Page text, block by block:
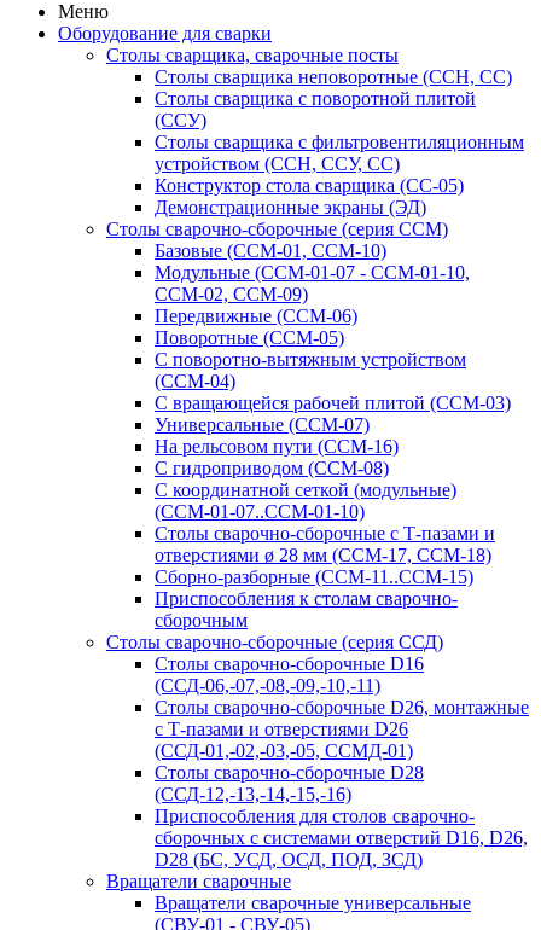
Меню
Оборудование для сварки
Столы сварщика, сварочные посты
Столы сварщика неповоротные (ССН, СС)
Столы сварщика с поворотной плитой
(ССУ)
Столы сварщика с фильтровентиляционным
устройством (ССН, ССУ, СС)
Конструктор стола сварщика (СС-05)
Демонстрационные экраны (ЭД)
Столы сварочно-сборочные (серия ССМ)
Базовые (ССМ-01, ССМ-10)
Модульные (ССМ-01-07 - ССМ-01-10,
ССМ-02, ССМ-09)
Передвижные (ССМ-06)
Поворотные (ССМ-05)
С поворотно-вытяжным устройством
(ССМ-04)
С вращающейся рабочей плитой (ССМ-03)
Универсальные (ССМ-07)
На рельсовом пути (ССМ-16)
С гидроприводом (ССМ-08)
С координатной сеткой (модульные)
(ССМ-01-07..ССМ-01-10)
Столы сварочно-сборочные с Т-пазами и
отверстиями ø 28 мм (ССМ-17, ССМ-18)
Сборно-разборные (ССМ-11..ССМ-15)
Приспособления к столам сварочно-
сборочным
Столы сварочно-сборочные (серия ССД)
Столы сварочно-сборочные D16
(ССД-06,-07,-08,-09,-10,-11)
Столы сварочно-сборочные D26, монтажные
с Т-пазами и отверстиями D26
(ССД-01,-02,-03,-05, ССМД-01)
Столы сварочно-сборочные D28
(ССД-12,-13,-14,-15,-16)
Приспособления для столов сварочно-
сборочных с системами отверстий D16, D26,
D28 (БС, УСД, ОСД, ПОД, ЗСД)
Вращатели сварочные
Вращатели сварочные универсальные
(СВУ-01 - СВУ-05)